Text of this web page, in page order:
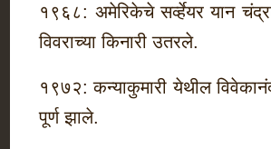
१९६८: अमेरिकेचे सर्व्हेयर यान
विवराच्या किनारी उतरले.
१९७२: कन्याकुमारी येथील
पूर्ण झाले.